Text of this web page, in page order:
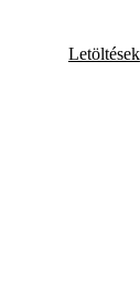
Letöltések